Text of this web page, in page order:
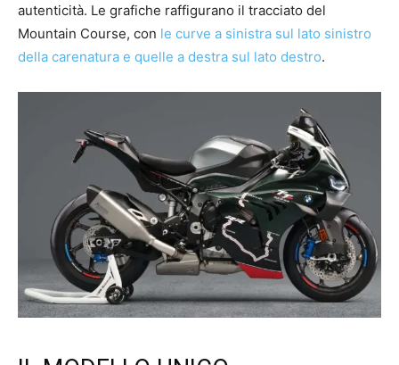
autenticità. Le grafiche raffigurano il tracciato del
Mountain Course, con le curve a sinistra sul lato sinistro
della carenatura e quelle a destra sul lato destro.